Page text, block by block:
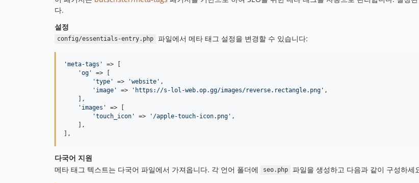
다.
설정
config/essentials-entry.php 파일에서 메타 태그 설정을 변경할 수 있습니다:
'meta-tags '
=> [
'og '
=> [
'type ' => 'website ' ,
' image ' => ' https://s-lol-web.op.gg/images/reverse.rectangle.png ' ,
    ],
' images '
=> [
'touch_icon ' => ' /apple-touch-icon.png ' ,
    ],
],
다국어 지원
메타 태그 텍스트는 다국어 파일에서 가져옵니다. 각 언어 폴더에
seo.php 파일을 생성하고 다음과 같이 구성하세